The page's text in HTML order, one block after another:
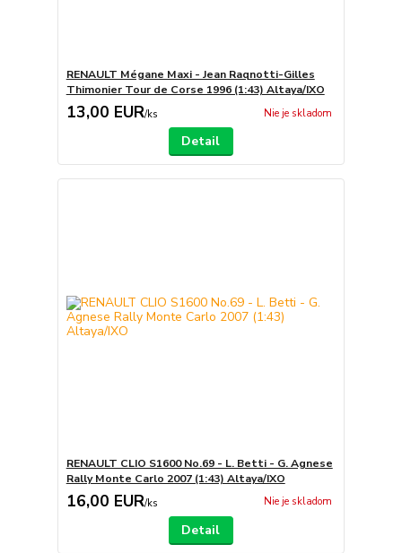
RENAULT Mégane Maxi - Jean Raqnotti-Gilles
Thimonier Tour de Corse 1996 (1:43) Altaya/IXO
13,00 EUR/ks Nie je skladom
Detail
RENAULT CLIO S1600 No.69 - L. Betti - G. Agnese
Rally Monte Carlo 2007 (1:43) Altaya/IXO
16,00 EUR/ks Nie je skladom
Detail